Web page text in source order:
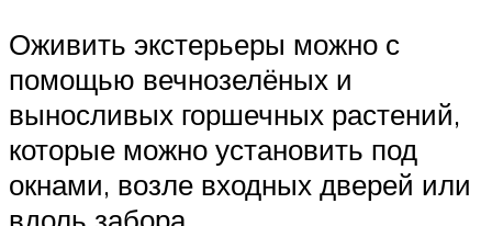
Оживить экстерьеры можно с
помощью вечнозелёных и
выносливых горшечных растений,
которые можно установить под
окнами, возле входных дверей или